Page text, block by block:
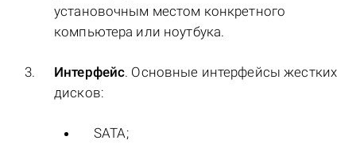
установочным местом конкретного
компьютера или ноутбука.
Интерфейс. Основные интерфейсы жестких
дисков:
SATA;